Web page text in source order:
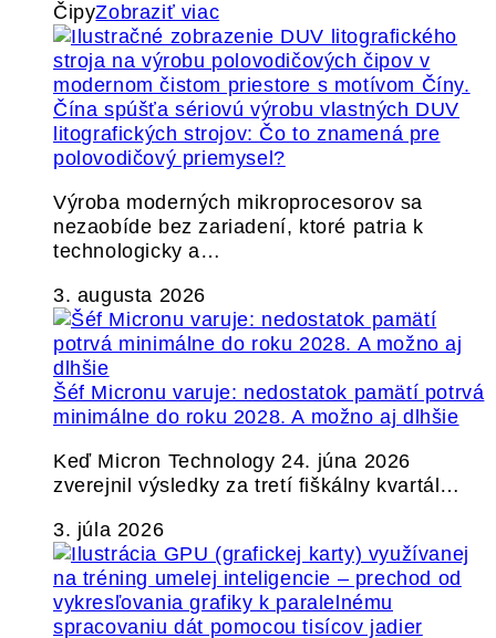
ČipyZobraziť viac
Čína spúšťa sériovú výrobu vlastných DUV
litografických strojov: Čo to znamená pre
polovodičový priemysel?
Výroba moderných mikroprocesorov sa
nezaobíde bez zariadení, ktoré patria k
technologicky a…
3. augusta 2026
Šéf Micronu varuje: nedostatok pamätí potrvá
minimálne do roku 2028. A možno aj dlhšie
Keď Micron Technology 24. júna 2026
zverejnil výsledky za tretí fiškálny kvartál…
3. júla 2026